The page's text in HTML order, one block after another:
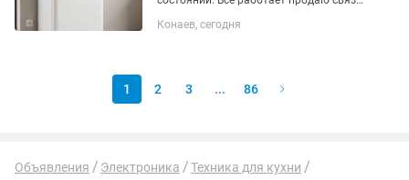
Конаев, сегодня
1 2 3 ... 86
Объявления Электроника
Техника для кухни